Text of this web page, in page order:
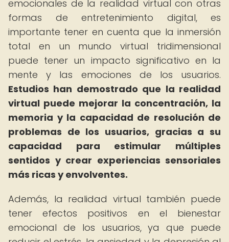
emocionales de la realidad virtual con otras
formas de entretenimiento digital, es
importante tener en cuenta que la inmersión
total en un mundo virtual tridimensional
puede tener un impacto significativo en la
mente y las emociones de los usuarios.
Estudios han demostrado que la realidad
virtual puede mejorar la concentración, la
memoria y la capacidad de resolución de
problemas de los usuarios, gracias a su
capacidad para estimular múltiples
sentidos y crear experiencias sensoriales
más ricas y envolventes.
Además, la realidad virtual también puede
tener efectos positivos en el bienestar
emocional de los usuarios, ya que puede